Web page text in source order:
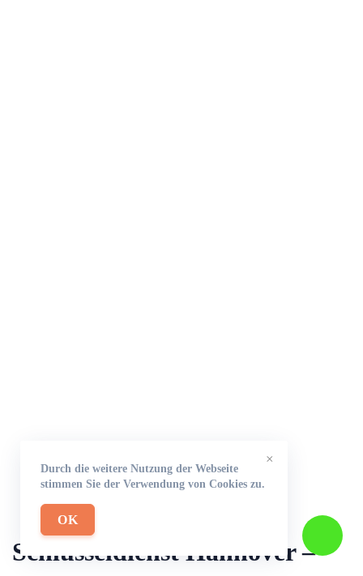
Schlüsseldienst Hannover –
×
Durch die weitere Nutzung der Webseite
stimmen Sie der Verwendung von Cookies zu.
OK